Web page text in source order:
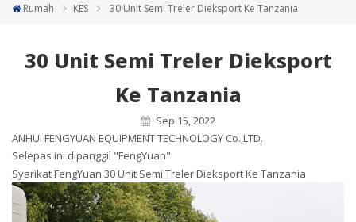
Rumah KES 30 Unit Semi Treler Dieksport Ke Tanzania
30 Unit Semi Treler Dieksport
Ke Tanzania
Sep 15, 2022
ANHUI FENGYUAN EQUIPMENT TECHNOLOGY Co.,LTD.
Selepas ini dipanggil "FengYuan"
Syarikat FengYuan 30 Unit Semi Treler Dieksport Ke Tanzania